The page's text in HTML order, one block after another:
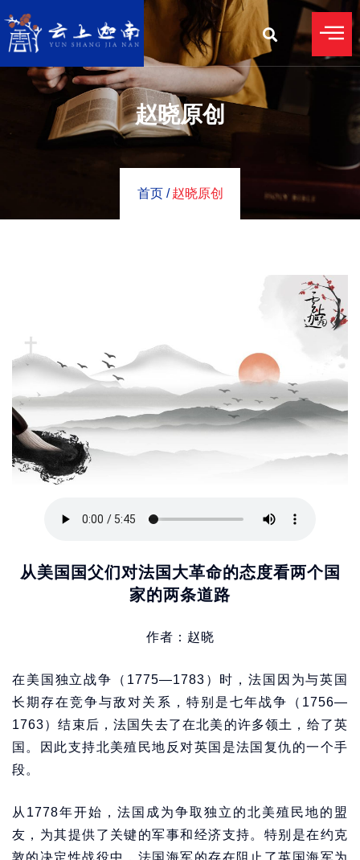
赵晓原创
首页 / 赵晓原创
从美国国父们对法国大革命的态度看两个国
家的两条道路
作者：赵晓
在美国独立战争（1775—1783）时，法国因为与英国
长期存在竞争与敌对关系，特别是七年战争（1756—
1763）结束后，法国失去了在北美的许多领土，给了英
国。因此支持北美殖民地反对英国是法国复仇的一个手
段。
从1778年开始，法国成为争取独立的北美殖民地的盟
友，为其提供了关键的军事和经济支持。特别是在约克
敦的决定性战役中，法国海军的存在阻止了英国海军为